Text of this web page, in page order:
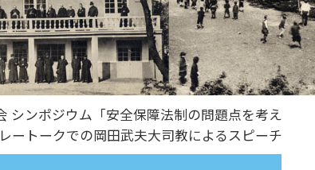
シンポジウム「安全保障法制の問題点を考え
ートークでの岡田武夫大司教によるスピーチ